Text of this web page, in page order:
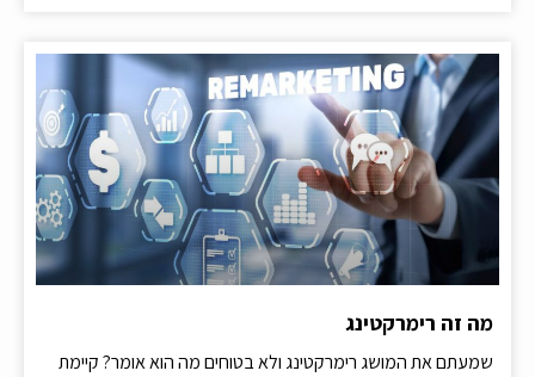
מה זה רימרקטינג
שמעתם את המושג רימרקטינג ולא בטוחים מה הוא אומר? קיימת